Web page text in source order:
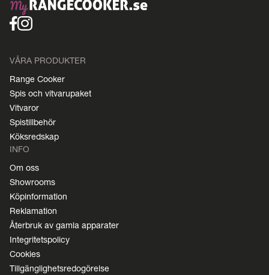
VÅRA PRODUKTER
Range Cooker
Spis och vitvarupaket
Vitvaror
Spistillbehör
Köksredskap
INFO
Om oss
Showrooms
Köpinformation
Reklamation
Återbruk av gamla apparater
Integritetspolicy
Cookies
Tillgänglighetsredogörelse